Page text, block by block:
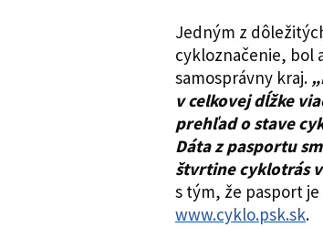
Jedným z
cykloznačenie, bol
samosprávny kraj.
v celkovej dĺžke
prehľad o stave
Dáta z pasportu
štvrtine cyklotrás
s tým, že pasport
www.cyklo.psk.sk.